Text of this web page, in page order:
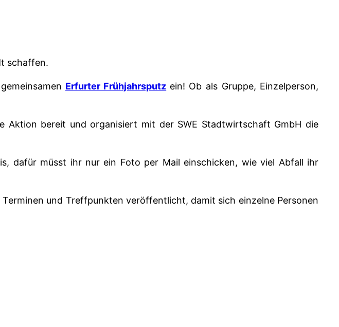
schaffen.
Erfurter Frühjahrsputz ein! Ob als Gruppe, Einzelperson,
bereit und organisiert mit der SWE Stadtwirtschaft GmbH die
dafür müsst ihr nur ein Foto per Mail einschicken, wie viel Abfall ihr
und Treffpunkten veröffentlicht, damit sich einzelne Personen